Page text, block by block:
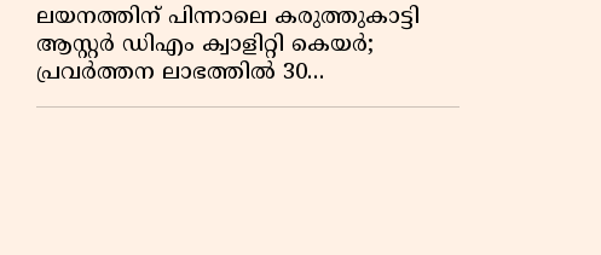
ലയനത്തിന് പിന്നാലെ കരുത്തുകാട്ടി
ആസ്റ്റർ ഡിഎം ക്വാളിറ്റി കെയർ;
പ്രവർത്തന ലാഭത്തിൽ 30
ശതമാനത്തിൻ്റെ വളർച്ച,